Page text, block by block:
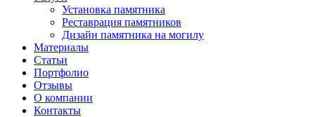
Установка памятника
Реставрация памятников
Дизайн памятника на могилу
Материалы
Статьи
Портфолио
Отзывы
О компании
Контакты